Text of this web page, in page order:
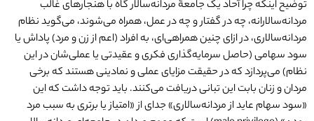
توضیح اینکه چرا آحاد یک جامعۀ مردانه‌سالار گاه با هنجارهای غالب
مردانه‌سالارانه، چه در گفتار و چه در عمل، همراه می‌شوند، می‌گوید نظام
مردانه‌سالاری، در ازای چنین همراهی‌ای، به افراد (اعم از زن و مرد) پاداش یا
سود سهامی (حاصل سرمایه‌گذاری فکری و عقیدتی یا عملی‌شان در این
نظام) می‌پردازد که در حقیقت مزایای عملی و نمادینی هستند که برخی
مردان و زنان بابت این تبانی دریافت می‌کنند. باید توجه داشت که این
«سود سهام عاید از مردانه‌سالاری» جدای از «امتیاز یا برتری به سبب مرد